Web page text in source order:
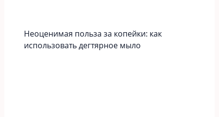
Неоценимая польза за копейки: как
использовать дегтярное мыло